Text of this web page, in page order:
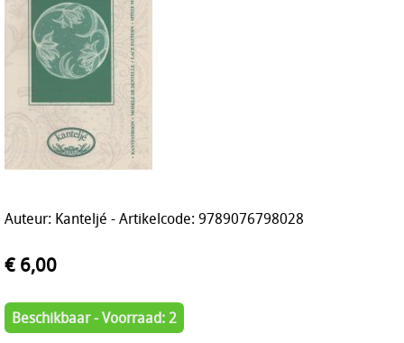
Auteur: Kanteljé - Artikelcode: 9789076798028
€ 6,00
Beschikbaar - Voorraad: 2